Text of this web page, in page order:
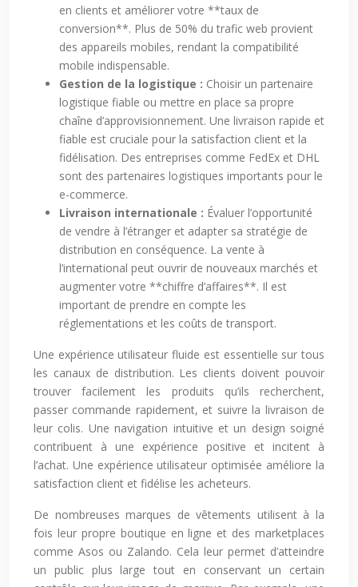
en clients et améliorer votre **taux de
conversion**. Plus de 50% du trafic web provient
des appareils mobiles, rendant la compatibilité
mobile indispensable.
Gestion de la logistique : Choisir un partenaire
logistique fiable ou mettre en place sa propre
chaîne d’approvisionnement. Une livraison rapide et
fiable est cruciale pour la satisfaction client et la
fidélisation. Des entreprises comme FedEx et DHL
sont des partenaires logistiques importants pour le
e-commerce.
Livraison internationale : Évaluer l’opportunité
de vendre à l’étranger et adapter sa stratégie de
distribution en conséquence. La vente à
l’international peut ouvrir de nouveaux marchés et
augmenter votre **chiffre d’affaires**. Il est
important de prendre en compte les
réglementations et les coûts de transport.
Une expérience utilisateur fluide est essentielle sur tous
les canaux de distribution. Les clients doivent pouvoir
trouver facilement les produits qu’ils recherchent,
passer commande rapidement, et suivre la livraison de
leur colis. Une navigation intuitive et un design soigné
contribuent à une expérience positive et incitent à
l’achat. Une expérience utilisateur optimisée améliore la
satisfaction client et fidélise les acheteurs.
De nombreuses marques de vêtements utilisent à la
fois leur propre boutique en ligne et des marketplaces
comme Asos ou Zalando. Cela leur permet d’atteindre
un public plus large tout en conservant un certain